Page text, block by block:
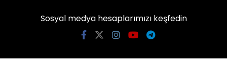
Sosyal medya hesaplarımızı keşfedin